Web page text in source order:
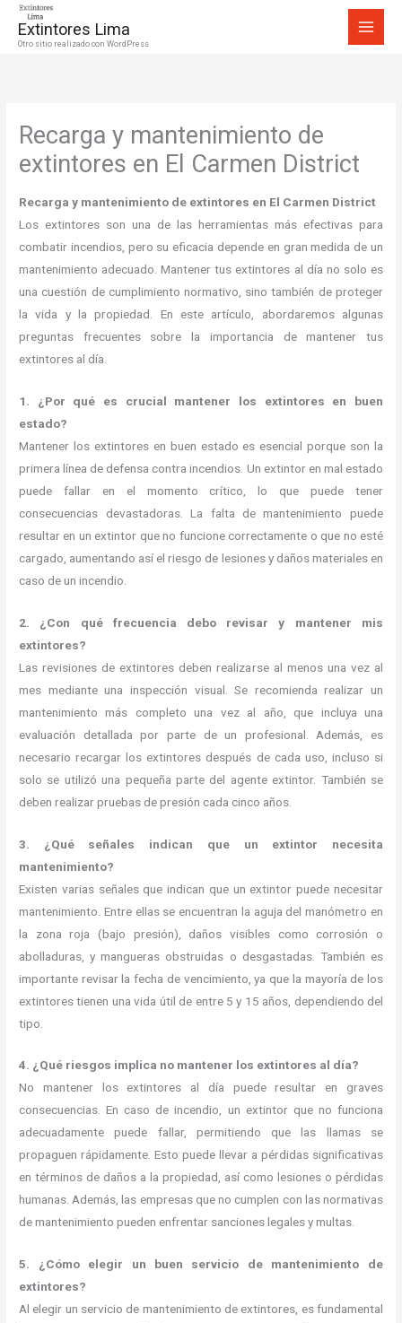
Extintores Lima
Otro sitio realizado con WordPress
Recarga y mantenimiento de
extintores en El Carmen District
Recarga y mantenimiento de extintores en El Carmen District
Los extintores son una de las herramientas más efectivas para
combatir incendios, pero su eficacia depende en gran medida de un
mantenimiento adecuado. Mantener tus extintores al día no solo es
una cuestión de cumplimiento normativo, sino también de proteger
la vida y la propiedad. En este artículo, abordaremos algunas
preguntas frecuentes sobre la importancia de mantener tus
extintores al día.
1. ¿Por qué es crucial mantener los extintores en buen
estado?
Mantener los extintores en buen estado es esencial porque son la
primera línea de defensa contra incendios. Un extintor en mal estado
puede fallar en el momento crítico, lo que puede tener
consecuencias devastadoras. La falta de mantenimiento puede
resultar en un extintor que no funcione correctamente o que no esté
cargado, aumentando así el riesgo de lesiones y daños materiales en
caso de un incendio.
2. ¿Con qué frecuencia debo revisar y mantener mis
extintores?
Las revisiones de extintores deben realizarse al menos una vez al
mes mediante una inspección visual. Se recomienda realizar un
mantenimiento más completo una vez al año, que incluya una
evaluación detallada por parte de un profesional. Además, es
necesario recargar los extintores después de cada uso, incluso si
solo se utilizó una pequeña parte del agente extintor. También se
deben realizar pruebas de presión cada cinco años.
3. ¿Qué señales indican que un extintor necesita
mantenimiento?
Existen varias señales que indican que un extintor puede necesitar
mantenimiento. Entre ellas se encuentran la aguja del manómetro en
la zona roja (bajo presión), daños visibles como corrosión o
abolladuras, y mangueras obstruidas o desgastadas. También es
importante revisar la fecha de vencimiento, ya que la mayoría de los
extintores tienen una vida útil de entre 5 y 15 años, dependiendo del
tipo.
4. ¿Qué riesgos implica no mantener los extintores al día?
No mantener los extintores al día puede resultar en graves
consecuencias. En caso de incendio, un extintor que no funciona
adecuadamente puede fallar, permitiendo que las llamas se
propaguen rápidamente. Esto puede llevar a pérdidas significativas
en términos de daños a la propiedad, así como lesiones o pérdidas
humanas. Además, las empresas que no cumplen con las normativas
de mantenimiento pueden enfrentar sanciones legales y multas.
5. ¿Cómo elegir un buen servicio de mantenimiento de
extintores?
Al elegir un servicio de mantenimiento de extintores, es fundamental